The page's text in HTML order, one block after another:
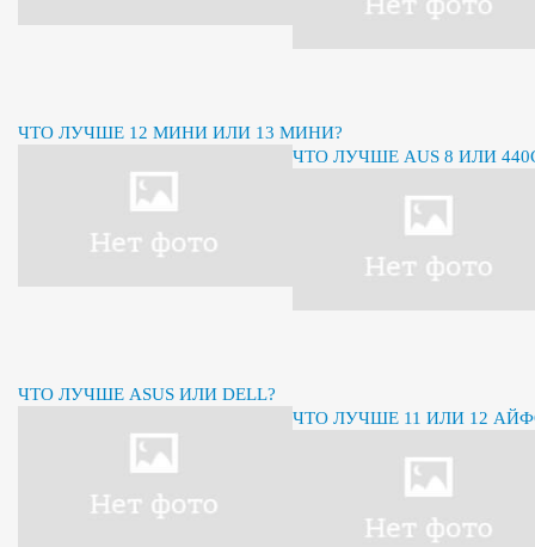
ЧТО ЛУЧШЕ 12 МИНИ ИЛИ 13 МИНИ?
ЧТО ЛУЧШЕ AUS 8 ИЛИ
ЧТО ЛУЧШЕ ASUS ИЛИ DELL?
ЧТО ЛУЧШЕ 11 ИЛИ 12